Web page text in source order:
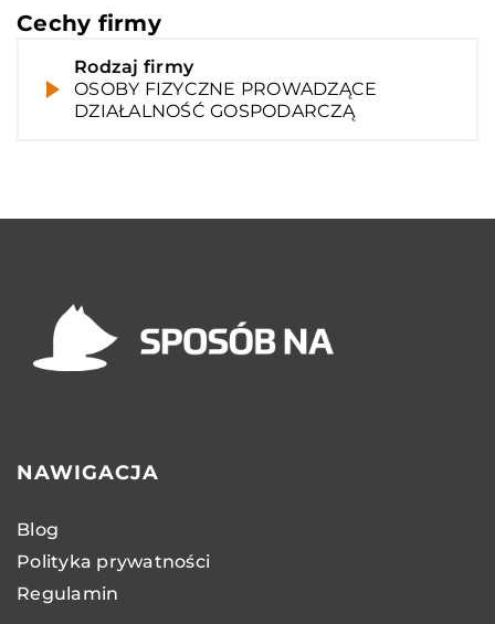
Cechy firmy
Rodzaj firmy
OSOBY FIZYCZNE PROWADZĄCE
DZIAŁALNOŚĆ GOSPODARCZĄ
NAWIGACJA
Blog
Polityka prywatności
Regulamin